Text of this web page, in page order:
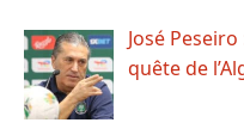
José
quête de